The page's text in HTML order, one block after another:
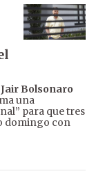
Jair Bolsonaro
una
para que tres
domingo con